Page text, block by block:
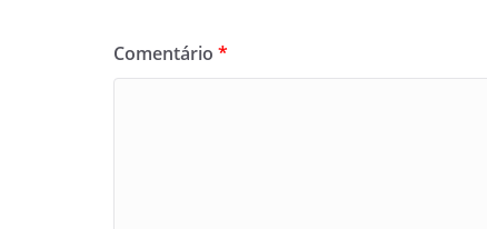
Comentário *